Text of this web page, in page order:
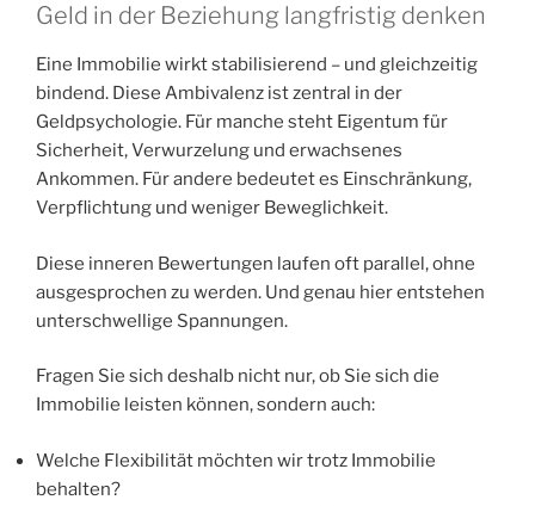
Geld in der Beziehung langfristig denken
Eine Immobilie wirkt stabilisierend – und gleichzeitig
bindend. Diese Ambivalenz ist zentral in der
Geldpsychologie. Für manche steht Eigentum für
Sicherheit, Verwurzelung und erwachsenes
Ankommen. Für andere bedeutet es Einschränkung,
Verpflichtung und weniger Beweglichkeit.
Diese inneren Bewertungen laufen oft parallel, ohne
ausgesprochen zu werden. Und genau hier entstehen
unterschwellige Spannungen.
Fragen Sie sich deshalb nicht nur, ob Sie sich die
Immobilie leisten können, sondern auch:
Welche Flexibilität möchten wir trotz Immobilie
behalten?